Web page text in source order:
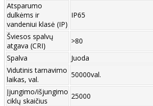
Atsparumo
dulkėms ir
vandeniui klasė (IP)
IP65
Šviesos spalvų
atgava (CRI)
>80
Spalva
Juoda
Vidutinis tarnavimo
laikas, val.
50000val.
Įjungimo/išjungimo
ciklų skaičius
25000